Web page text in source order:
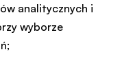
analitycznych i
wyborze